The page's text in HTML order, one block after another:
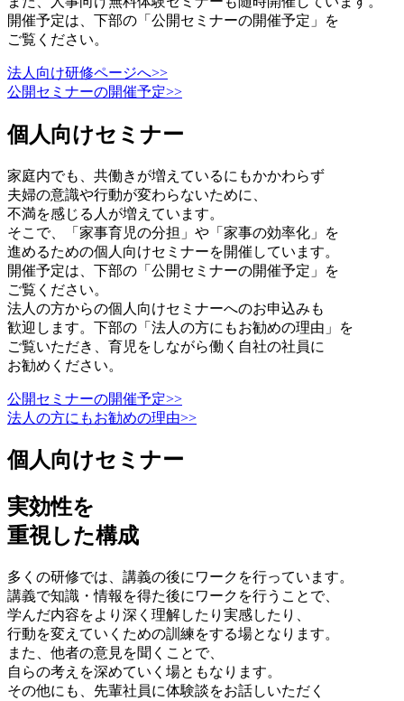
開催予定は、下部の「公開セミナーの開催予定」を
ご覧ください。
法人向け研修ページへ>>
公開セミナーの開催予定>>
個人向けセミナー
家庭内でも、共働きが増えているにもかかわらず
夫婦の意識や行動が変わらないために、
不満を感じる人が増えています。
そこで、「家事育児の分担」や「家事の効率化」を
進めるための個人向けセミナーを開催しています。
開催予定は、下部の「公開セミナーの開催予定」を
ご覧ください。
法人の方からの個人向けセミナーへのお申込みも
歓迎します。下部の「法人の方にもお勧めの理由」を
ご覧いただき、育児をしながら働く自社の社員に
お勧めください。
公開セミナーの開催予定>>
法人の方にもお勧めの理由>>
個人向けセミナー
実効性を
重視した構成
多くの研修では、講義の後にワークを行っています。
講義で知識・情報を得た後にワークを行うことで、
学んだ内容をより深く理解したり実感したり、
行動を変えていくための訓練をする場となります。
また、他者の意見を聞くことで、
自らの考えを深めていく場ともなります。
その他にも、先輩社員に体験談をお話しいただく